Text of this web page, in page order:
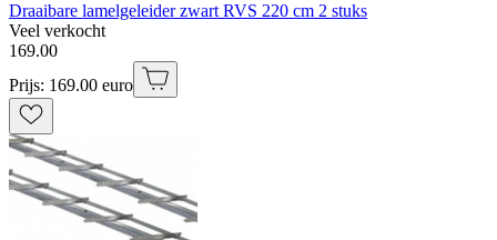
Draaibare lamelgeleider zwart RVS 220 cm 2 stuks
Veel verkocht
169.00
Prijs: 169.00 euro